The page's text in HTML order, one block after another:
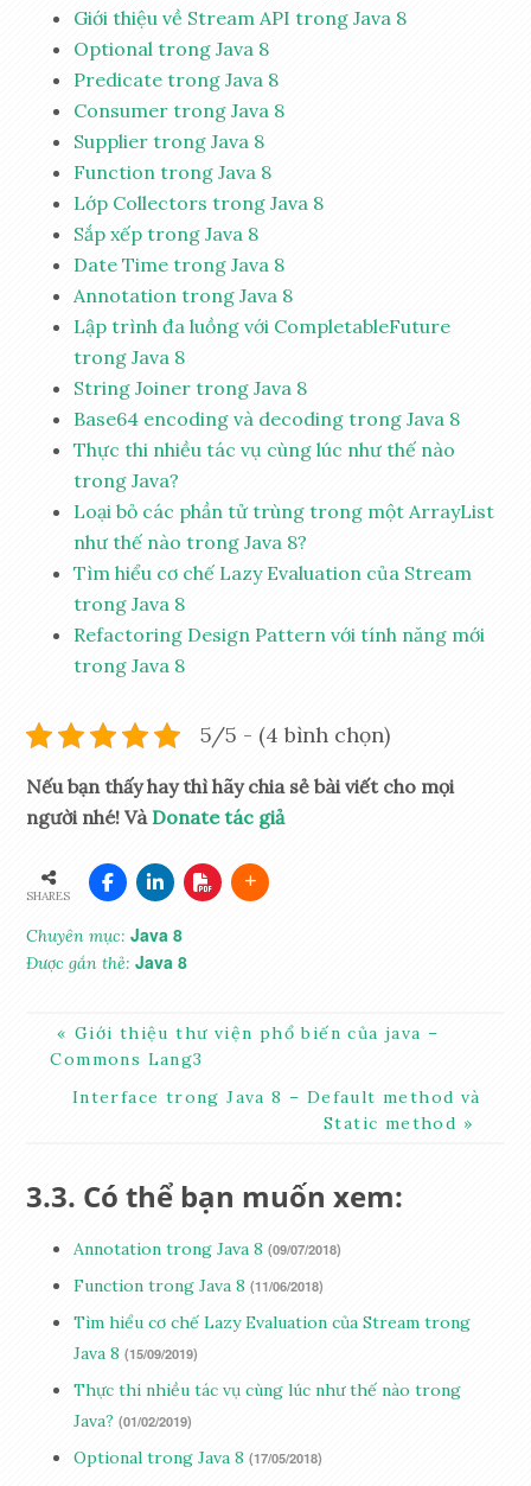
Giới thiệu về Stream API trong Java 8
Optional trong Java 8
Predicate trong Java 8
Consumer trong Java 8
Supplier trong Java 8
Function trong Java 8
Lớp Collectors trong Java 8
Sắp xếp trong Java 8
Date Time trong Java 8
Annotation trong Java 8
Lập trình đa luồng với CompletableFuture
trong Java 8
String Joiner trong Java 8
Base64 encoding và decoding trong Java 8
Thực thi nhiều tác vụ cùng lúc như thế nào
trong Java?
Loại bỏ các phần tử trùng trong một ArrayList
như thế nào trong Java 8?
Tìm hiểu cơ chế Lazy Evaluation của Stream
trong Java 8
Refactoring Design Pattern với tính năng mới
trong Java 8
5/5 - (4 bình chọn)
Nếu bạn thấy hay thì hãy chia sẻ bài viết cho mọi
người nhé! Và Donate tác giả
SHARES
Chuyên mục:Java 8
Được gắn thẻ:Java 8
Giới thiệu thư viện phổ biến của java –
Commons Lang3
Interface trong Java 8 – Default method và
Static method
Có thể bạn muốn xem:
Annotation trong Java 8 (09/07/2018)
Function trong Java 8 (11/06/2018)
Tìm hiểu cơ chế Lazy Evaluation của Stream trong
Java 8 (15/09/2019)
Thực thi nhiều tác vụ cùng lúc như thế nào trong
Java? (01/02/2019)
Optional trong Java 8 (17/05/2018)